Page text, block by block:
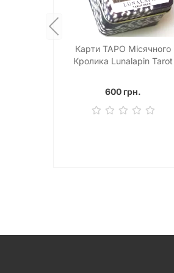
Карти ТАРО Місячного
Кролика Lunalapin Tarot
600 грн.